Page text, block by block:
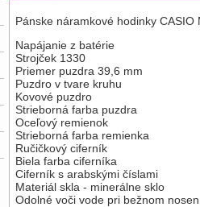
Pánske náramkové hodinky CASIO
Napájanie z batérie
Strojček 1330
Priemer puzdra 39,6 mm
Puzdro v tvare kruhu
Kovové puzdro
Strieborná farba puzdra
Oceľový remienok
Strieborná farba remienka
Ručičkový ciferník
Biela farba ciferníka
Ciferník s arabskými číslami
Materiál skla - minerálne sklo
Odolné voči vode pri bežnom